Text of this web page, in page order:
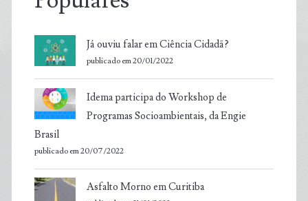
Já ouviu falar em Ciência Cidadã?
publicado em 20/01/2022
Idema participa do Workshop de
Programas Socioambientais, da Engie
Brasil
publicado em 20/07/2022
Asfalto Morno em Curitiba